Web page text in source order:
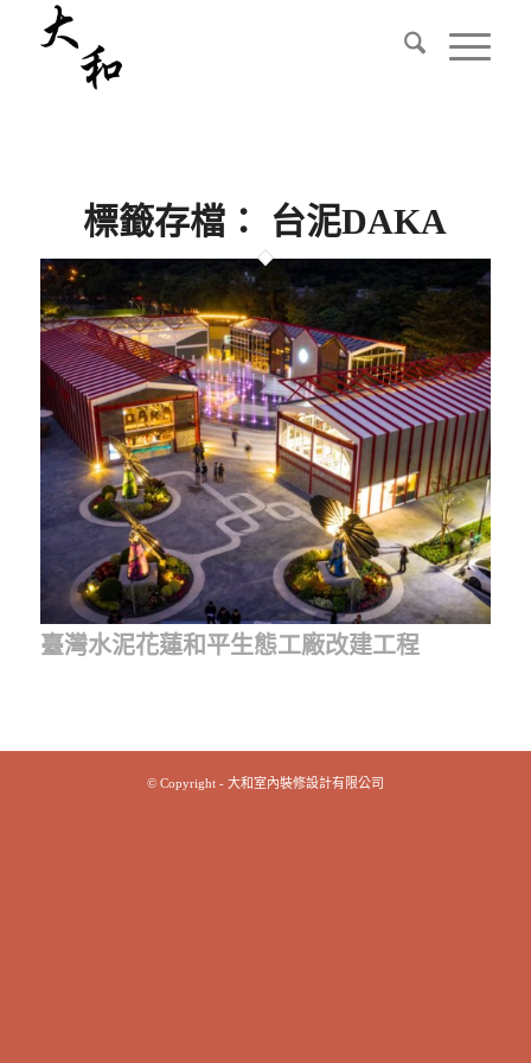
標籤存檔： 台泥DAKA
臺灣水泥花蓮和平生態工廠改建工程
© Copyright - 大和室內裝修設計有限公司